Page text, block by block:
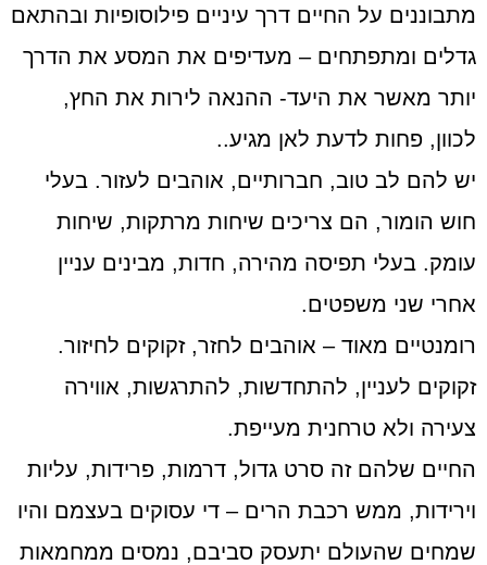
מתבוננים על החיים דרך עיניים פילוסופיות ובהתאם
גדלים ומתפתחים – מעדיפים את המסע את הדרך
יותר מאשר את היעד- ההנאה לירות את החץ,
לכוון, פחות לדעת לאן מגיע..
יש להם לב טוב, חברותיים, אוהבים לעזור. בעלי
חוש הומור, הם צריכים שיחות מרתקות, שיחות
עומק. בעלי תפיסה מהירה, חדות, מבינים עניין
אחרי שני משפטים.
רומנטיים מאוד – אוהבים לחזר, זקוקים לחיזור.
זקוקים לעניין, להתחדשות, להתרגשות, אווירה
צעירה ולא טרחנית מעייפת.
החיים שלהם זה סרט גדול, דרמות, פרידות, עליות
וירידות, ממש רכבת הרים – די עסוקים בעצמם והיו
שמחים שהעולם יתעסק סביבם, נמסים ממחמאות